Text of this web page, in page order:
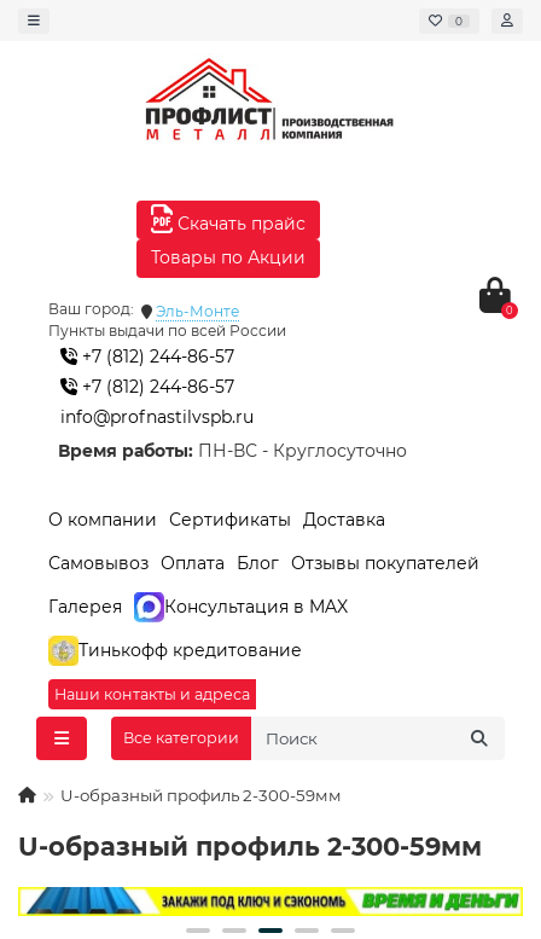
0
Скачать прайс
Товары по Акции
Ваш город:
Эль-Монте
Пункты выдачи по всей России
+7 (812) 244-86-57
+7 (812) 244-86-57
info@profnastilvspb.ru
Время работы: ПН-ВС - Круглосуточно
0
О компании Сертификаты
Доставка
Самовывоз Оплата Блог Отзывы покупателей
Галерея
Консультация в MAX
Тинькофф кредитование
Наши контакты и адреса
Все категории
U-образный профиль 2-300-59мм
U-образный профиль 2-300-59мм